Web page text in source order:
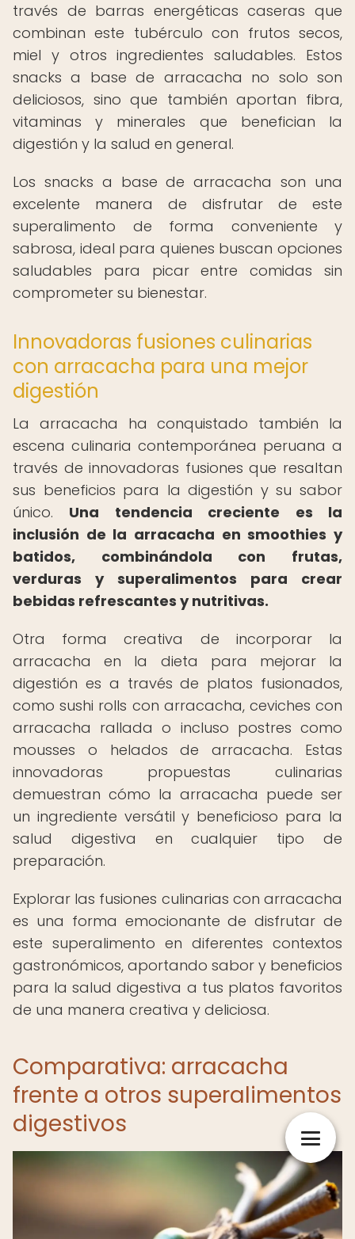
través de barras energéticas caseras que
combinan este tubérculo con frutos secos,
miel y otros ingredientes saludables. Estos
snacks a base de arracacha no solo son
deliciosos, sino que también aportan fibra,
vitaminas y minerales que benefician la
digestión y la salud en general.
Los snacks a base de arracacha son una
excelente manera de disfrutar de este
superalimento de forma conveniente y
sabrosa, ideal para quienes buscan opciones
saludables para picar entre comidas sin
comprometer su bienestar.
Innovadoras fusiones culinarias
con arracacha para una mejor
digestión
La arracacha ha conquistado también la
escena culinaria contemporánea peruana a
través de innovadoras fusiones que resaltan
sus beneficios para la digestión y su sabor
único. Una tendencia creciente es la
inclusión de la arracacha en smoothies y
batidos, combinándola con frutas,
verduras y superalimentos para crear
bebidas refrescantes y nutritivas.
Otra forma creativa de incorporar la
arracacha en la dieta para mejorar la
digestión es a través de platos fusionados,
como sushi rolls con arracacha, ceviches con
arracacha rallada o incluso postres como
mousses o helados de arracacha. Estas
innovadoras propuestas culinarias
demuestran cómo la arracacha puede ser
un ingrediente versátil y beneficioso para la
salud digestiva en cualquier tipo de
preparación.
Explorar las fusiones culinarias con arracacha
es una forma emocionante de disfrutar de
este superalimento en diferentes contextos
gastronómicos, aportando sabor y beneficios
para la salud digestiva a tus platos favoritos
de una manera creativa y deliciosa.
Comparativa: arracacha
frente a otros superalimentos
digestivos